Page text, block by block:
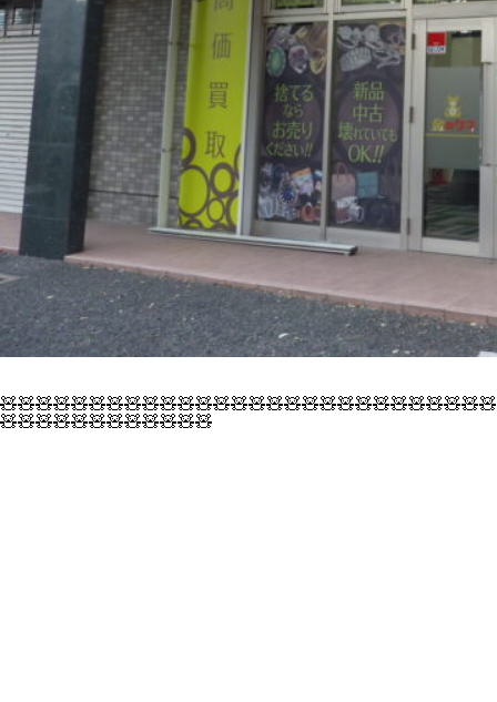
🧸🧸🧸🧸🧸🧸🧸🧸🧸🧸🧸🧸🧸🧸🧸🧸🧸🧸🧸🧸🧸🧸🧸🧸🧸🧸🧸🧸
🧸🧸🧸🧸🧸🧸🧸🧸🧸🧸🧸🧸